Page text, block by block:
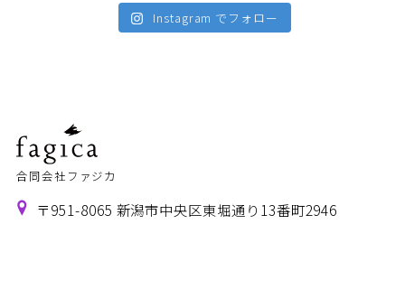
Instagram でフォロー
合同会社ファジカ
〒951-8065 新潟市中央区東堀通り13番町2946